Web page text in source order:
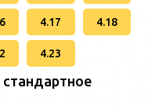
4.17 4.18
4.23